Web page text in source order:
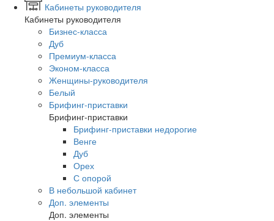
Кабинеты руководителя
Кабинеты руководителя
Бизнес-класса
Дуб
Премиум-класса
Эконом-класса
Женщины-руководителя
Белый
Брифинг-приставки
Брифинг-приставки
Брифинг-приставки недорогие
Венге
Дуб
Орех
С опорой
В небольшой кабинет
Доп. элементы
Доп. элементы